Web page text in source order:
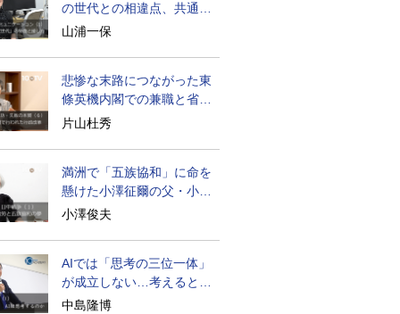
の世代との相違点、共通点
とは
山浦一保
悲惨な末路につながった東
條英機内閣での兼職と省庁
再編
片山杜秀
満洲で「五族協和」に命を
懸けた小澤征爾の父・小澤
開作
小澤俊夫
AIでは「思考の三位一体」
が成立しない…考えると
は？
中島隆博